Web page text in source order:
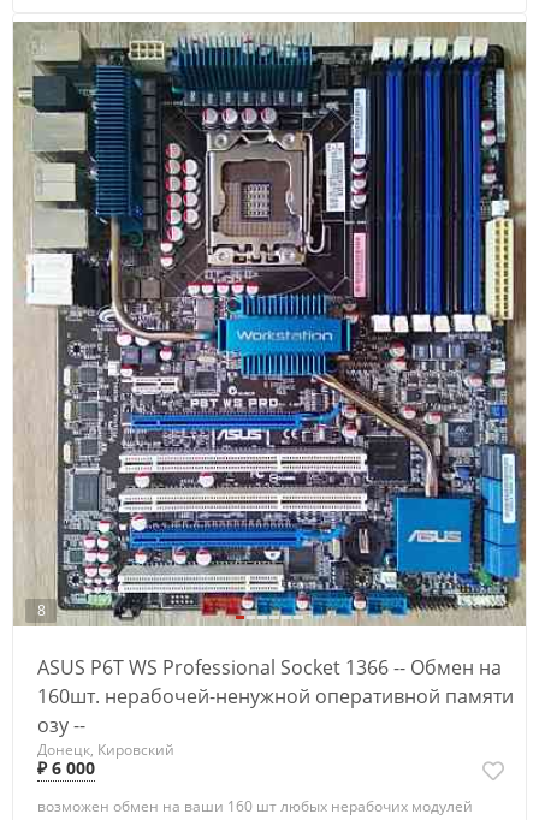
8
ASUS P6T WS Professional Socket 1366 -- Обмен на
160шт. нерабочей-ненужной оперативной памяти
озу --
Донецк, Кировский
₽ 6 000
возможен обмен на ваши 160 шт любых нерабочих модулей